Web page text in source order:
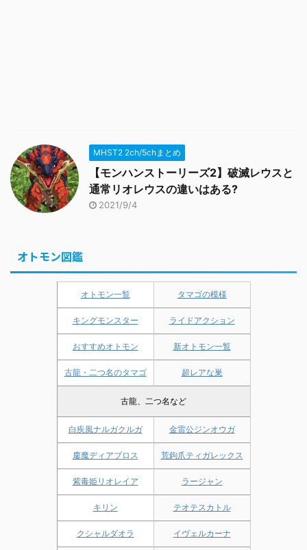
MHST2 2ch/5chまとめ
【モンハンストーリーズ2】破滅レウスと
通常リオレウスの違いはある?
2021/9/4
オトモン図鑑
オトモン一覧 タマゴの模様
キングモンスター ライドアクション
おすすめオトモン 新オトモン一覧
古龍・二つ名のタマゴ 超レアな巣
古龍、二つ名など
白疾風ナルガクルガ 金雷公ジンオウガ
鏖魔ディアブロス 荒鉤爪ティガレックス
紫毒姫リオレイア ラージャン
キリン テオテスカトル
クシャルダオラ イヴェルカーナ